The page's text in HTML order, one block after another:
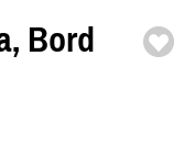
Bord